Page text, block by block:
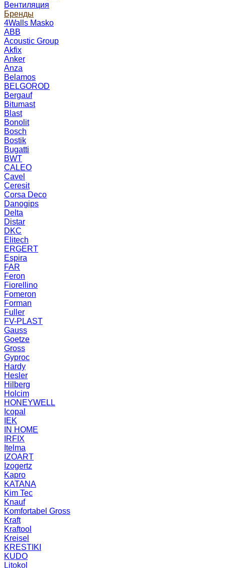
Вентиляция
Бренды
4Walls Masko
ABB
Acoustic Group
Akfix
Anker
Anza
Belamos
BELGOROD
Bergauf
Bitumast
Blast
Bonolit
Bosch
Bostik
Bugatti
BWT
CALEO
Cavel
Ceresit
Corsa Deco
Danogips
Delta
Distar
DKC
Elitech
ERGERT
Espira
FAR
Feron
Fiorellino
Fomeron
Forman
Fuller
FV-PLAST
Gauss
Goetze
Gross
Gyproc
Hardy
Hesler
Hilberg
Holcim
HONEYWELL
Icopal
IEK
IN HOME
IRFIX
Itelma
IZOART
Izogertz
Kapro
KATANA
Kim Tec
Knauf
Komfortabel Gross
Kraft
Kraftool
Kreisel
KRESTIKI
KUDO
Litokol